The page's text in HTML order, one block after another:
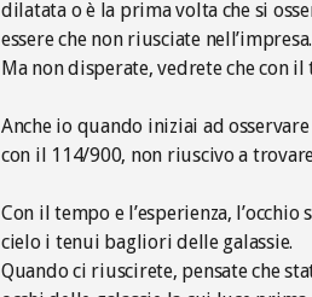
dilatata o è la prima volta che si
essere che non riusciate nell’impresa.
Ma non disperate, vedrete che con
Anche io quando iniziai ad
con il 114/900, non riuscivo a
Con il tempo e l’esperienza,
cielo i tenui bagliori delle galassie.
Quando ci riuscirete, pensate che